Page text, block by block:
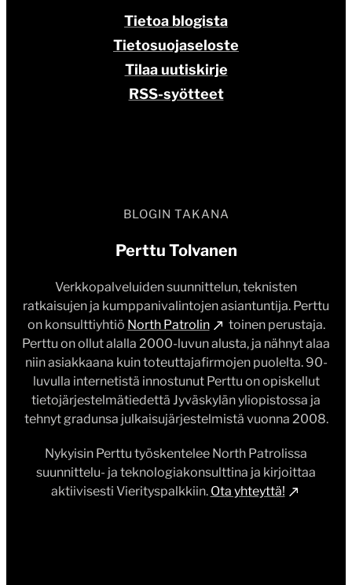
BLOGIN TAKANA
Perttu Tolvanen
Verkkopalveluiden suunnittelun, teknisten
ratkaisujen ja kumppanivalintojen asiantuntija. Perttu
on konsulttiyhtiö North Patrolin
toinen perustaja.
Perttu on ollut alalla 2000-luvun alusta, ja nähnyt alaa
niin asiakkaana kuin toteuttajafirmojen puolelta. 90-
luvulla internetistä innostunut Perttu on opiskellut
tietojärjestelmätiedettä Jyväskylän yliopistossa ja
tehnyt gradunsa julkaisujärjestelmistä vuonna 2008.
Nykyisin Perttu työskentelee North Patrolissa
suunnittelu- ja teknologiakonsulttina ja kirjoittaa
aktiivisesti Vierityspalkkiin. Ota yhteyttä!
Tietoa blogista
Tietosuojaseloste
Tilaa uutiskirje
RSS-syötteet